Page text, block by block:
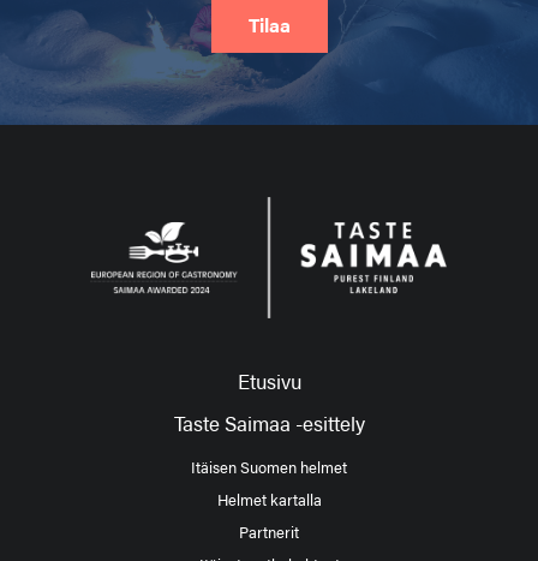
Tilaa
Etusivu
Taste Saimaa -esittely
Itäisen Suomen helmet
Helmet kartalla
Partnerit